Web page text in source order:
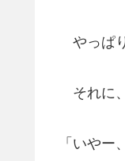
やっぱ
それに
「いやー